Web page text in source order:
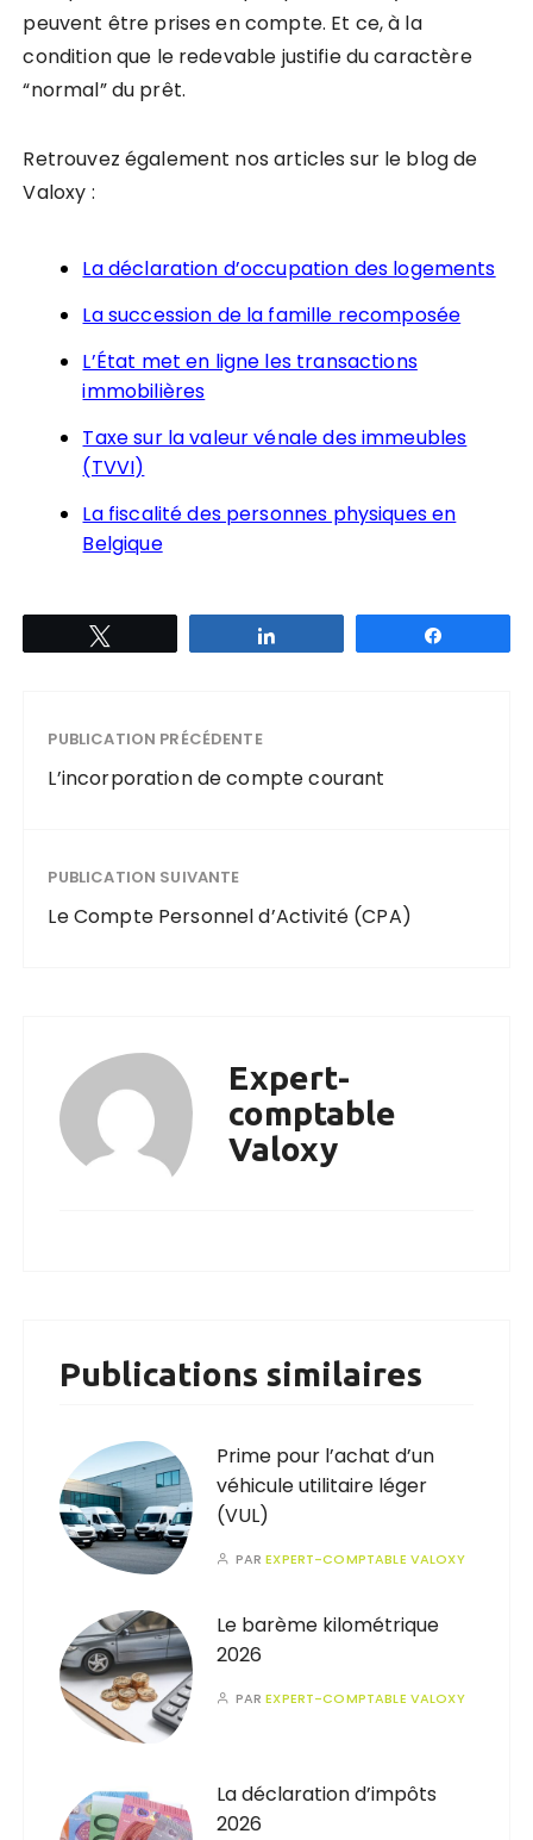
peuvent être prises en compte. Et ce, à la
condition que le redevable justifie du caractère
“normal” du prêt.
Retrouvez également nos articles sur le blog de
Valoxy :
La déclaration d’occupation des logements
La succession de la famille recomposée
L’État met en ligne les transactions
immobilières
Taxe sur la valeur vénale des immeubles
(TVVI)
La fiscalité des personnes physiques en
Belgique
PUBLICATION PRÉCÉDENTE
L’incorporation de compte courant
PUBLICATION SUIVANTE
Le Compte Personnel d’Activité (CPA)
Expert-
comptable
Valoxy
Publications similaires
Prime pour l’achat d’un
véhicule utilitaire léger
(VUL)
PAREXPERT-COMPTABLE VALOXY
Le barème kilométrique
2026
PAREXPERT-COMPTABLE VALOXY
La déclaration d’impôts
2026